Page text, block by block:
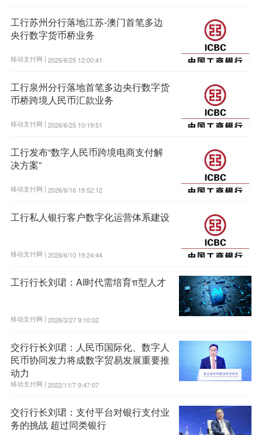
工行苏州分行落地江苏-澳门首笔多边
央行数字货币桥业务
移动支付网 | 2026/6/25 12:00:41
工行泉州分行落地首笔多边央行数字货
币桥跨境人民币汇款业务
移动支付网 | 2026/6/25 10:19:51
工行发布“数字人民币跨境电商支付解
决方案”
移动支付网 | 2026/6/16 19:52:12
工行私人银行客户数字化运营体系建设
移动支付网 | 2026/6/10 19:24:44
工行行长刘珺：AI时代需培育π型人才
移动支付网 | 2026/3/27 9:10:02
交行行长刘珺：人民币国际化、数字人
民币协同发力将成数字贸易发展重要推
动力
移动支付网 | 2022/11/7 9:47:07
交行行长刘珺：支付平台对银行支付业
务的挑战 超过同类银行